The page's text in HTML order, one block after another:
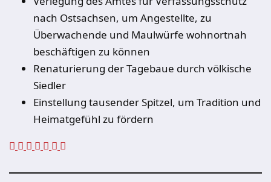
nach Ostsachsen, um Angestellte, zu
Überwachende und Maulwürfe wohnortnah
beschäftigen zu können
Renaturierung der Tagebaue durch völkische
Siedler
Einstellung tausender Spitzel, um Tradition und
Heimatgefühl zu fördern